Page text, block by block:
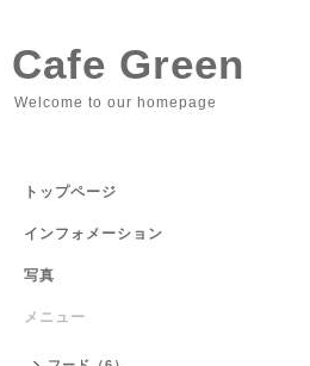
Cafe Green
Welcome to our homepage
トップページ
インフォメーション
写真
メニュー